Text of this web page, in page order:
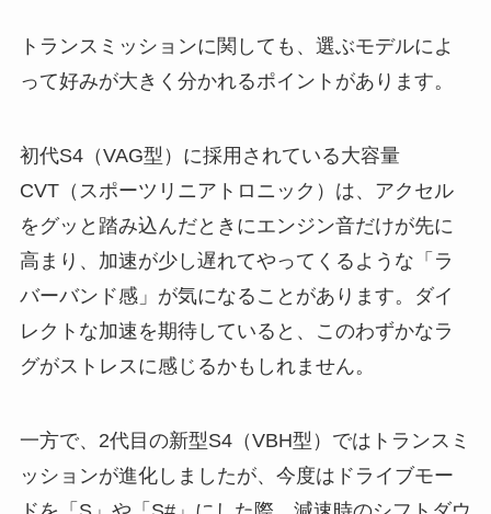
トランスミッションに関しても、選ぶモデルによ
って好みが大きく分かれるポイントがあります。
初代S4（VAG型）に採用されている大容量
CVT（スポーツリニアトロニック）は、アクセル
をグッと踏み込んだときにエンジン音だけが先に
高まり、加速が少し遅れてやってくるような「ラ
バーバンド感」が気になることがあります。ダイ
レクトな加速を期待していると、このわずかなラ
グがストレスに感じるかもしれません。
一方で、2代目の新型S4（VBH型）ではトランスミ
ッションが進化しましたが、今度はドライブモー